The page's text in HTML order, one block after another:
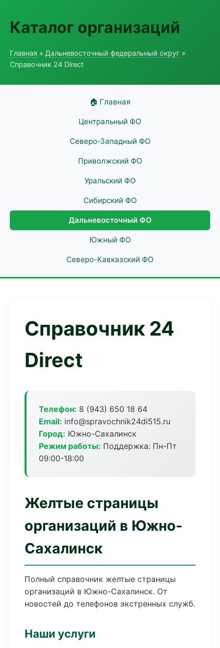
Каталог организаций
Главная » Дальневосточный федеральный округ »
Справочник 24 Direct
🏠 Главная
Центральный ФО
Северо-Западный ФО
Приволжский ФО
Уральский ФО
Сибирский ФО
Дальневосточный ФО
Южный ФО
Северо-Кавказский ФО
Справочник 24
Direct
Телефон: 8 (943) 650 18 64
Email: info@spravochnik24di515.ru
Город: Южно-Сахалинск
Режим работы: Поддержка: Пн-Пт
09:00-18:00
Желтые страницы
организаций в Южно-
Сахалинск
Полный справочник желтые страницы
организаций в Южно-Сахалинск. От
новостей до телефонов экстренных служб.
Наши услуги